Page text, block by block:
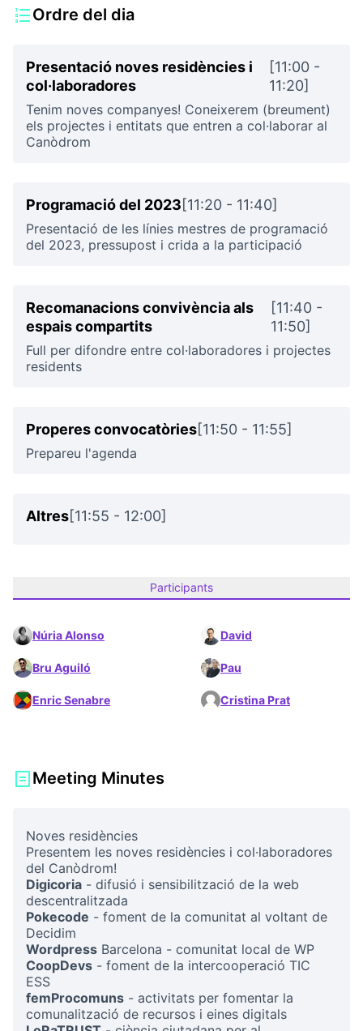
Ordre del dia
Presentació noves residències i
col·laboradores
[11:00 -
11:20]
Tenim noves companyes! Coneixerem (breument)
els projectes i entitats que entren a col·laborar al
Canòdrom
Programació del 2023[11:20 - 11:40]
Presentació de les línies mestres de programació
del 2023, pressupost i crida a la participació
Recomanacions convivència als
espais compartits
[11:40 -
11:50]
Full per difondre entre col·laboradores i projectes
residents
Properes convocatòries[11:50 - 11:55]
Prepareu l'agenda
Altres[11:55 - 12:00]
Participants
Núria Alonso David
Bru Aguiló Pau
Enric Senabre Cristina Prat
Meeting Minutes
Noves residències
Presentem les noves residències i col·laboradores
del Canòdrom!
Digicoria - difusió i sensibilització de la web
descentralitzada
Pokecode - foment de la comunitat al voltant de
Decidim
Wordpress Barcelona - comunitat local de WP
CoopDevs - foment de la intercooperació TIC
ESS
femProcomuns - activitats per fomentar la
comunalització de recursos i eines digitals